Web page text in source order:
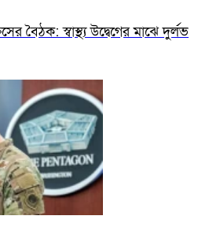
বৈঠক: স্বাস্থ্য উদ্বেগের মাঝে দুর্লভ